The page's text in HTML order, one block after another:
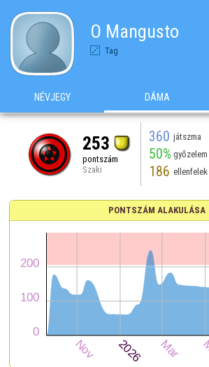
O Mangusto
Tag
NÉVJEGY DÁMA
253
pontszám
Szaki
360 játszma
50% győzelem
186
PONTSZÁM ALAKULÁSA